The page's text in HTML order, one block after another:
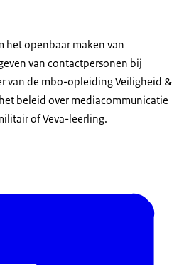
het openbaar maken van
van contactpersonen bij
van de mbo-opleiding Veiligheid &
beleid over mediacommunicatie
of Veva-leerling.